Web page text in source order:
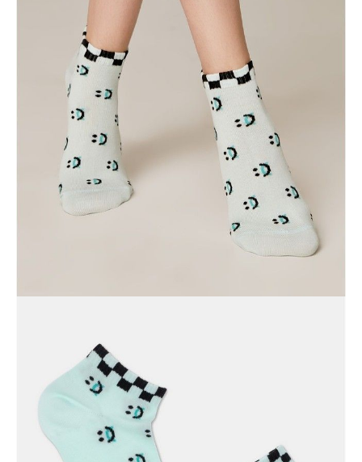
DODAJ DO KOSZYKA
Jak złożyć zamówienie
POWIADOM MNIE O DOSTĘPNOŚCI
ПОЛУЧИТЬ ПО EMAIL
darmowa od 99 zł
czas dostawy: 1-2 dni robocze
Paczkomaty InPost 24/7,darmowa od 50 zł
czas dostawy: 1-2 dni robocze
Odbiór osobisty
Elastyczne skarpetki z kolorowymi nadrukami wyglądają tak stylowo i
LYCRA®: Skarpety zawierające włókno LYCRA® mają doskonałą
rozciągliwość we wszystkich kierunkach, powracają do swojego
pierwotnego kształtu w kółko, zużywają się powoli, pozostają na stopie
podczas noszenia i nie pozostawiają czerwonych śladów od gumki.
SKU 1001320220020338439
bawełna 72%, poliamid 25,5%, elastan 2,5%